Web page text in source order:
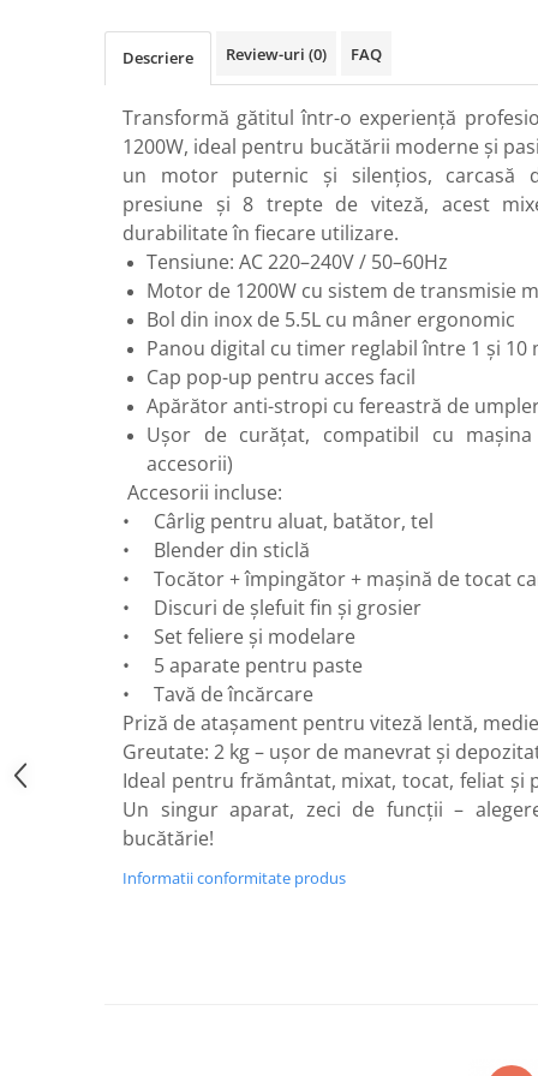
Pistol pentru vopsit
Pompă, hidrofor
Presostate/Regulatoare de
Prelate și Folii de Protecție
Rindele electrice
Accesorii rindele
Scule electrice
Accesorii pentru polizor
Accesorii scule electrice
Compresoare aer
Fierastrau sabie
Fierăstrău circular
Mixere mortar
Motoare electrice
Pistoale de bătut cuie
Seturi aparate electrice
Testere electrice
Unelte multifuncționale
Vibratoare pentru beton
Scule manuale
Aparate de Tăiat Gresie
Descriere Review-uri (0) FAQ
Transformă gătitul într-o experiență
1200W, ideal pentru bucătării moderne și
un motor puternic și silențios, carcasă
presiune și 8 trepte de viteză, acest
durabilitate în fiecare utilizare.
Tensiune: AC 220–240V / 50–60Hz
Motor de 1200W cu sistem de transmisie
Bol din inox de 5.5L cu mâner ergonomic
Panou digital cu timer reglabil între 1 și 10
Cap pop-up pentru acces facil
Apărător anti-stropi cu fereastră de
Ușor de curățat, compatibil cu
accesorii)
Accesorii incluse:
• Cârlig pentru aluat, batător, tel
• Blender din sticlă
• Tocător + împingător + mașină de tocat
• Discuri de șlefuit fin și grosier
• Set feliere și modelare
• 5 aparate pentru paste
• Tavă de încărcare
Priză de atașament pentru viteză lentă,
Greutate: 2 kg – ușor de manevrat și
Ideal pentru frământat, mixat, tocat, feliat și
Un singur aparat, zeci de funcții –
bucătărie!
Informatii conformitate produs